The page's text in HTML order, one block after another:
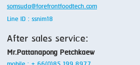
somsuda@forefrontfoodtech.com
Line ID : ssnim18
After sales service:
Mr.Pattanapong Petchkaew